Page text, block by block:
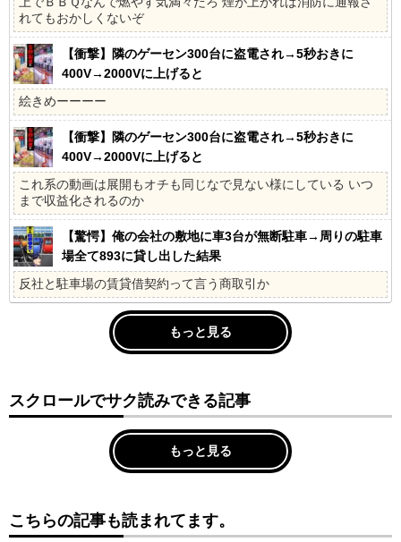
れてもおかしくないぞ
【衝撃】隣のゲーセン300台に盗電され→5秒おきに
400V→2000Vに上げると
絵きめーーーー
【衝撃】隣のゲーセン300台に盗電され→5秒おきに
400V→2000Vに上げると
これ系の動画は展開もオチも同じなで見ない様にしている いつ
まで収益化されるのか
【驚愕】俺の会社の敷地に車3台が無断駐車→周りの駐車
場全て893に貸し出した結果
反社と駐車場の賃貸借契約って言う商取引か
もっと見る
スクロールでサク読みできる記事
もっと見る
こちらの記事も読まれてます。